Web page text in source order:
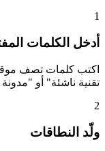
1
أدخل الكلمات
اكتب كلمات تصف
تقنية ناشئة" أو
2
ولّد النطاقات